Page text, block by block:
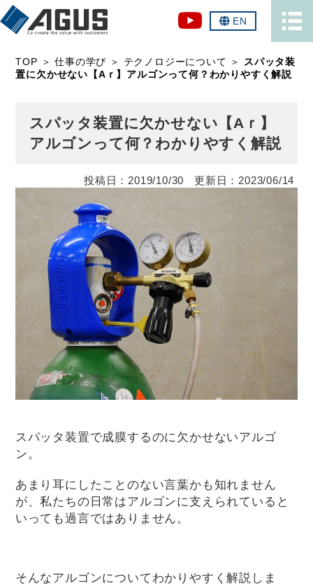
EN
TOP ＞仕事の学び ＞ テクノロジーについて ＞
スパッタ装
置に欠かせない【Aｒ】アルゴンって何？わかりやすく解説
スパッタ装置に欠かせない【Aｒ】
アルゴンって何？わかりやすく解説
2019/10/30 2023/06/14
スパッタ装置で成膜するのに欠かせないアルゴ
ン。
あまり耳にしたことのない言葉かも知れません
が、私たちの日常はアルゴンに支えられていると
いっても過言ではありません。
そんなアルゴンについてわかりやすく解説しま